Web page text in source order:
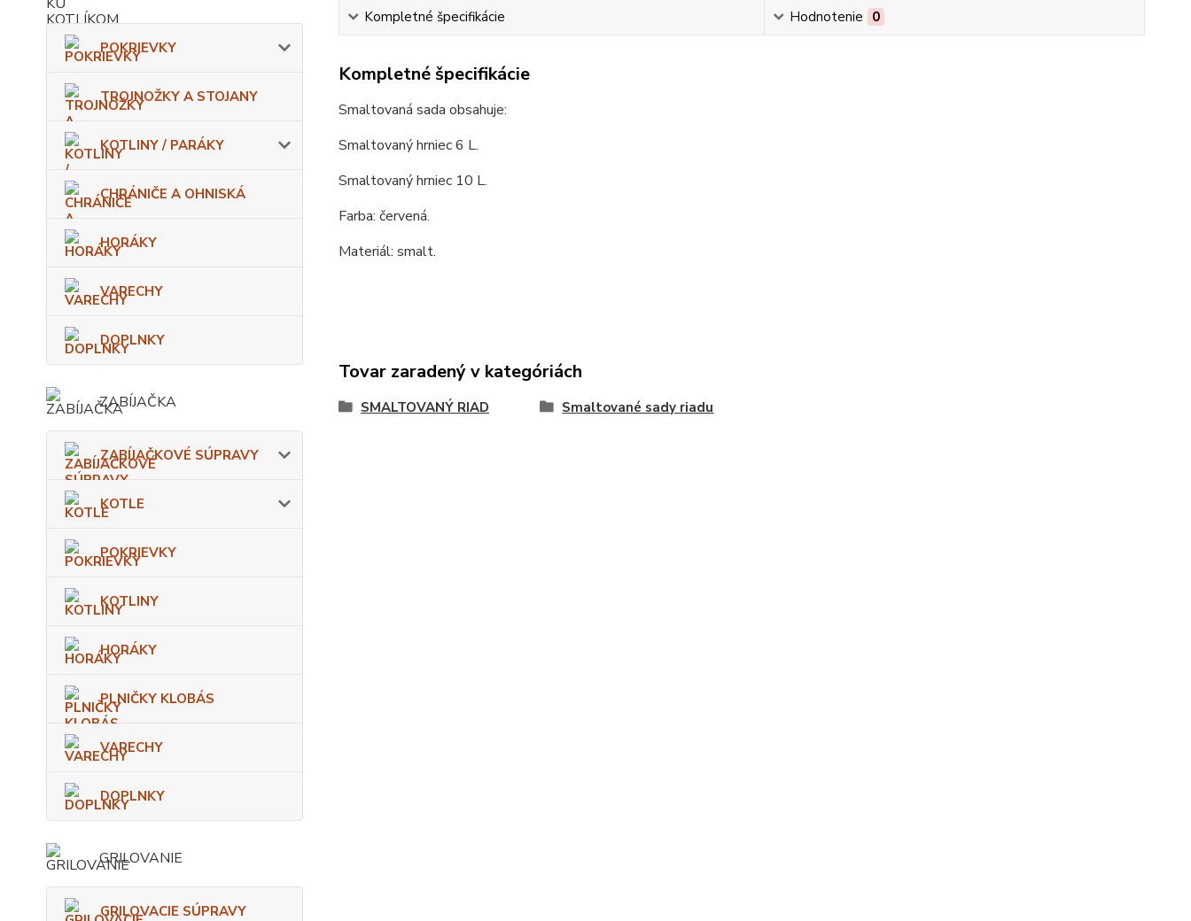
POKRIEVKY
TROJNOŽKY A STOJANY
KOTLINY / PARÁKY
CHRÁNIČE A OHNISKÁ
HORÁKY
VARECHY
DOPLNKY
ZABÍJAČKA
ZABÍJAČKOVÉ SÚPRAVY
KOTLE
POKRIEVKY
KOTLINY
HORÁKY
PLNIČKY KLOBÁS
VARECHY
DOPLNKY
GRILOVANIE
GRILOVACIE SÚPRAVY
Kompletné špecifikácie Hodnotenie 0
Kompletné špecifikácie
Smaltovaná sada obsahuje:
Smaltovaný hrniec 6 L.
Smaltovaný hrniec 10 L.
Farba: červená.
Materiál: smalt.
Tovar zaradený v kategóriách
SMALTOVANÝ RIAD Smaltované sady riadu